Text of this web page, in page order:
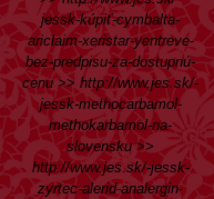
jessk-kúpiť-cymbalta-
ariclaim-xeristar-yentreve-
bez-predpisu-za-dostupnú-
cenu>>http://www.jes.sk/-
jessk-methocarbamol-
methokarbamol-na-
slovensku>>
http://www.jes.sk/-jessk-
zyrtec-alerid-analergin-